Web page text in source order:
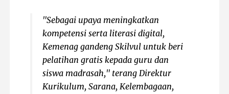
"Sebagai upaya meningkatkan
kompetensi serta literasi digital,
Kemenag gandeng Skilvul untuk beri
pelatihan gratis kepada guru dan
siswa madrasah," terang Direktur
Kurikulum, Sarana, Kelembagaan,